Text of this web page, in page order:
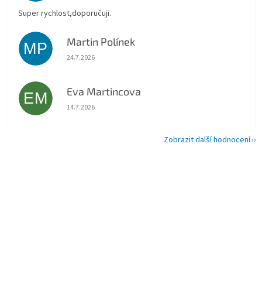
Super rychlost,doporučuji.
MP Martin Polínek
Hodnocení obchodu je 5 z 5 hvězdiček.
24.7.2026
EM Eva Martincova
Hodnocení obchodu je 5 z 5 hvězdiček.
14.7.2026
Zobrazit další hodnocení